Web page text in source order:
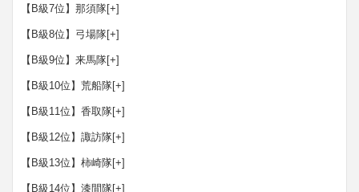
【B級7位】那須隊[+]
【B級8位】弓場隊[+]
【B級9位】来馬隊[+]
【B級10位】荒船隊[+]
【B級11位】香取隊[+]
【B級12位】諏訪隊[+]
【B級13位】柿崎隊[+]
【B級14位】漆間隊[+]